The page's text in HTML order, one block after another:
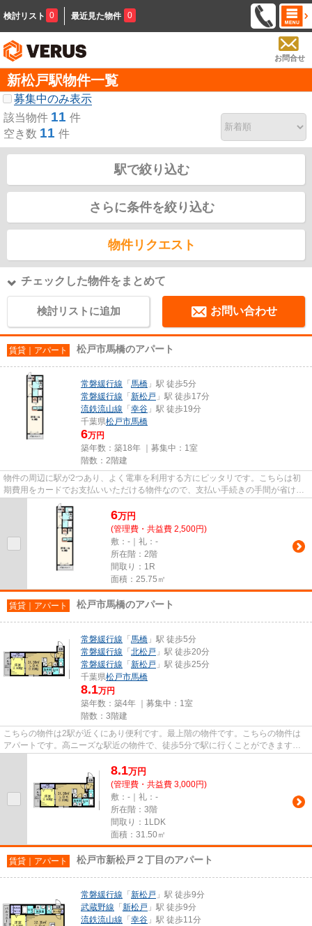
検討リスト 0 最近見た物件 0
お問合せ
新松戸駅物件一覧
募集中のみ表示
該当物件 11 件
空き数 11 件
駅で絞り込む
さらに条件を絞り込む
物件リクエスト
チェックした物件をまとめて
検討リストに追加 お問い合わせ
賃貸｜アパート 松戸市馬橋のアパート
常磐緩行線 「 馬橋 」駅 徒歩5分
常磐緩行線 「 新松戸 」駅 徒歩17分
流鉄流山線 「 幸谷 」駅 徒歩19分
千葉県松戸市馬橋
6万円
築年数：築18年 ｜募集中： 1室
階数：2階建
物件の周辺に駅が2つあり、よく電車を利用する方にピッタリです。こちらは初
期費用をカードでお支払いいただける物件なので、支払い手続きの手間が省けま
す。最上階の物件です。駅まで...
6万円
(管理費・共益費 2,500円)
敷：-｜礼：-
所在階：2階
間取り：1R
面積：25.75㎡
賃貸｜アパート 松戸市馬橋のアパート
常磐緩行線 「 馬橋 」駅 徒歩5分
常磐緩行線 「 北松戸 」駅 徒歩20分
常磐緩行線 「 新松戸 」駅 徒歩25分
千葉県松戸市馬橋
8.1万円
築年数：築4年 ｜募集中： 1室
階数：3階建
こちらの物件は2駅が近くにあり便利です。最上階の物件です。こちらの物件は
アパートです。高ニーズな駅近の物件で、徒歩5分で駅に行くことができます。
8.1万円
(管理費・共益費 3,000円)
敷：-｜礼：-
所在階：3階
間取り：1LDK
面積：31.50㎡
賃貸｜アパート 松戸市新松戸２丁目のアパート
常磐緩行線 「 新松戸 」駅 徒歩9分
武蔵野線 「 新松戸 」駅 徒歩9分
流鉄流山線 「 幸谷 」駅 徒歩11分